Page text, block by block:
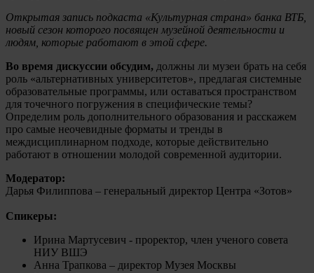
Открытая запись подкаста «Культурная страна» банка ВТБ,
новый сезон которого посвящен музейной деятельности и
людям, которые работают в этой сфере.
Во время дискуссии обсудим, должны ли музеи брать на себя
роль «альтернативных университетов», предлагая системные
образовательные программы, или оставаться пространством
для точечного погружения в специфические темы?
Определим роль дополнительного образования и расскажем
про самые неочевидные форматы и тренды в
междисциплинарном подходе, которые действительно
работают в отношении молодой современной аудитории.
Модератор:
Дарья Филиппова – генеральный директор Центра «Зотов»
Спикеры:
Ирина Мартусевич - проректор, член ученого совета
НИУ ВШЭ
Анна Трапкова – директор Музея Москвы